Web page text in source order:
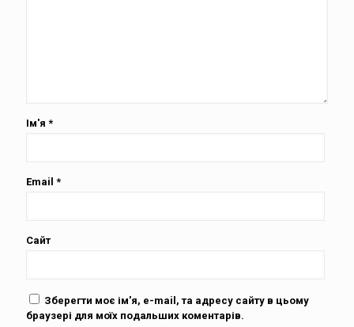
Ім'я *
Email *
Сайт
Зберегти моє ім'я, e-mail, та адресу сайту в цьому
браузері для моїх подальших коментарів.